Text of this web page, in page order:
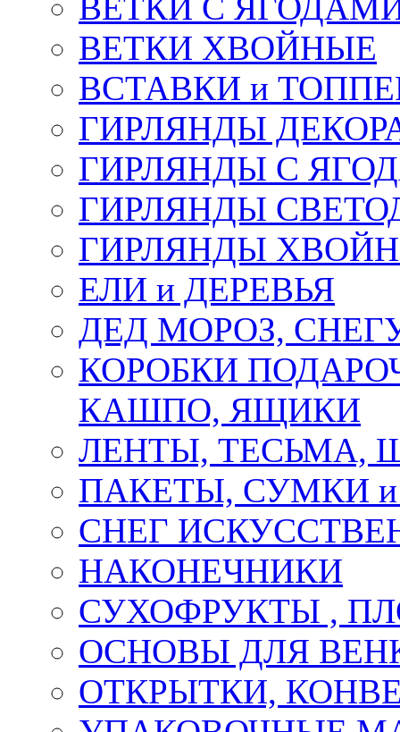
ВЕТКИ ХВОЙНЫЕ
ВСТАВКИ и
ГИРЛЯНДЫ
ГИРЛЯНДЫ С
ГИРЛЯНДЫ
ГИРЛЯНДЫ
ЕЛИ и ДЕРЕВЬЯ
ДЕД МОРОЗ,
КОРОБКИ
КАШПО, ЯЩИКИ
ЛЕНТЫ, ТЕСЬМА,
ПАКЕТЫ, СУМКИ
СНЕГ
НАКОНЕЧНИКИ
СУХОФРУКТЫ ,
ОСНОВЫ ДЛЯ
ОТКРЫТКИ,